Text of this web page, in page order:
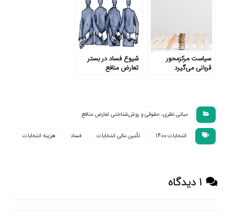
سیاست مرکزمحور
قربانی می‌گیرد
شیوع فساد در بستر
تعارض منافع
مبانی نظری، حقوقی و روش‌شناختی تعارض منافع
انتخابات 1400 تأمین مالی انتخابات فساد هزینه انتخابات
۱ دیدگاه